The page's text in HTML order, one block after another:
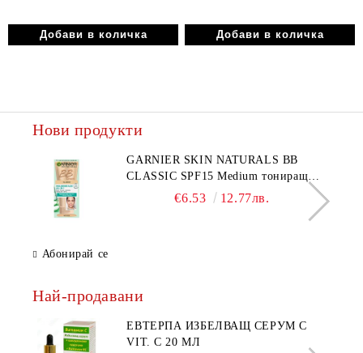
Нови продукти
GARNIER SKIN NATURALS BB
CLASSIC SPF15 Medium тониращ
дневен крем за лице среден нюанс за
€6.53 12.77лв.
Абонирай се
Най-продавани
ЕВТЕРПА ИЗБЕЛВАЩ СЕРУМ С
VIT. C 20 МЛ